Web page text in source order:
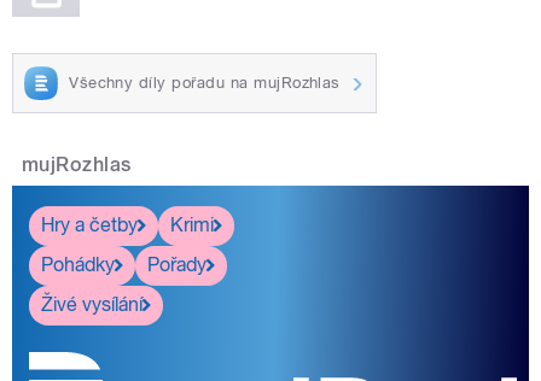
Všechny díly pořadu na mujRozhlas
mujRozhlas
Hry a četby
Krimi
Pohádky
Pořady
Živé vysílání